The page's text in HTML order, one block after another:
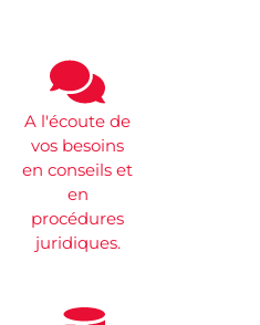
A l'écoute de
vos besoins
en conseils et
en
procédures
juridiques.